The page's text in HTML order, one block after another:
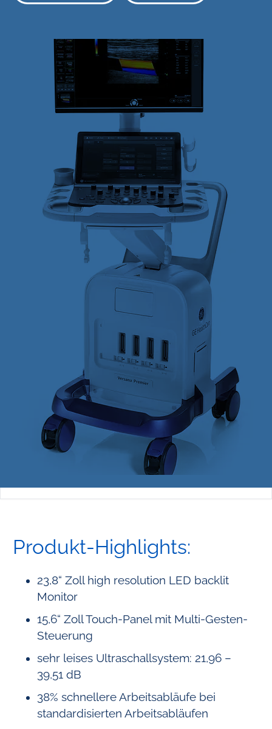
Produkt-Highlights:
23,8“ Zoll high resolution LED backlit
Monitor
15,6“ Zoll Touch-Panel mit Multi-Gesten-
Steuerung
sehr leises Ultraschallsystem: 21,96 –
39,51 dB
38% schnellere Arbeitsabläufe bei
standardisierten Arbeitsabläufen